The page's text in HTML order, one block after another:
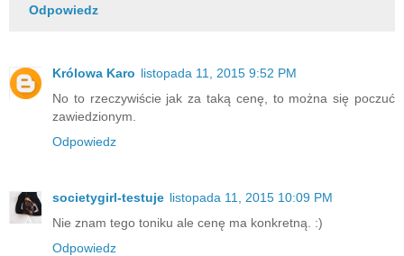
Odpowiedz
Królowa Karo listopada 11, 2015 9:52 PM
No to rzeczywiście jak za taką cenę, to można się poczuć
zawiedzionym.
Odpowiedz
societygirl-testuje listopada 11, 2015 10:09 PM
Nie znam tego toniku ale cenę ma konkretną. :)
Odpowiedz